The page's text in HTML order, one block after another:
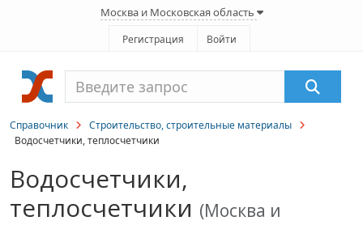
Москва и Московская область
Регистрация Войти
Справочник
Строительство, строительные материалы
Водосчетчики, теплосчетчики
Водосчетчики,
теплосчетчики (Москва и